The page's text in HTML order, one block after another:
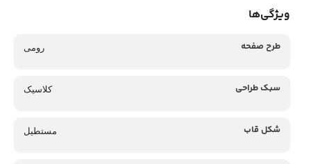
ویژگی‌ها
طرح صفحه رومی
سبک طراحی کلاسیک
شکل قاب مستطیل